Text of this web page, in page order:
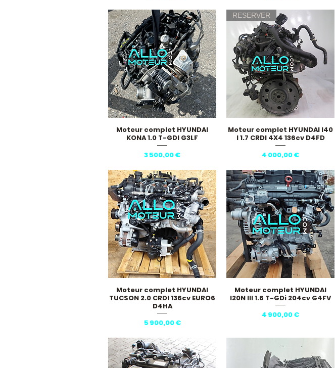
Aperçu rapide
Moteur complet HYUNDAI
KONA 1.0 T-GDI G3LF
Prix
3 500,00 €
Aperçu rapide
RESERVER
Moteur complet HYUNDAI I40
I 1.7 CRDI 4X4 136cv D4FD
Prix
4 000,00 €
Aperçu rapide
Moteur complet HYUNDAI
TUCSON 2.0 CRDI 136cv EURO6
D4HA
Prix
5 900,00 €
Aperçu rapide
Moteur complet HYUNDAI
I20N III 1.6 T-GDi 204cv G4FV
Prix
4 900,00 €